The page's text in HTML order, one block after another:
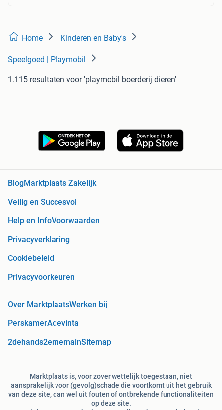
Home Kinderen en Baby's
Speelgoed | Playmobil
1.115 resultaten voor 'playmobil boerderij dieren'
BlogMarktplaats Zakelijk
Veilig en Succesvol
Help en InfoVoorwaarden
Privacyverklaring
Cookiebeleid
Privacyvoorkeuren
Over MarktplaatsWerken bij
PerskamerAdevinta
2dehands2ememainSitemap
Marktplaats is, voor zover wettelijk toegestaan, niet
aansprakelijk voor (gevolg)schade die voortkomt uit het gebruik
van deze site, dan wel uit fouten of ontbrekende functionaliteiten
op deze site.